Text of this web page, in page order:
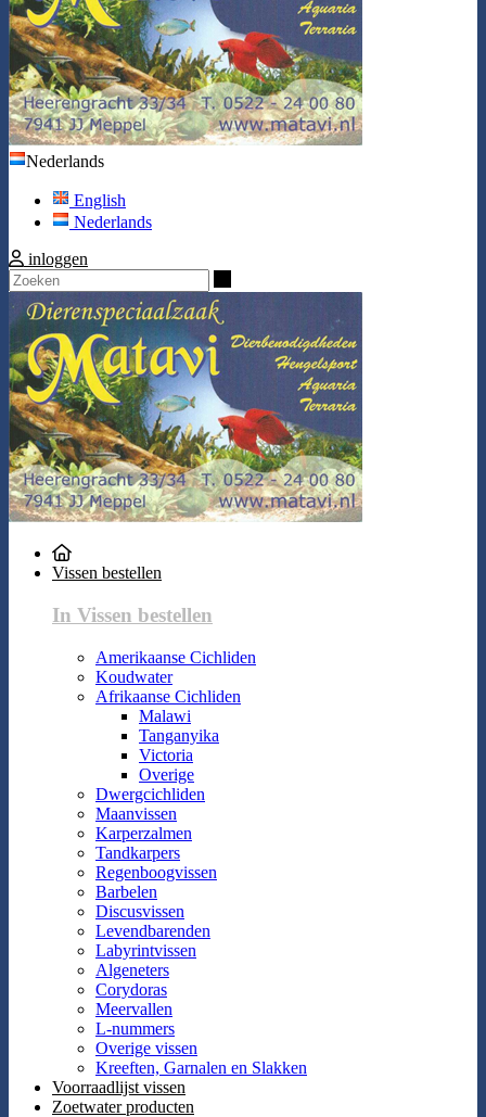
Nederlands
English
Nederlands
inloggen
Vissen bestellen
In Vissen bestellen
Amerikaanse Cichliden
Koudwater
Afrikaanse Cichliden
Malawi
Tanganyika
Victoria
Overige
Dwergcichliden
Maanvissen
Karperzalmen
Tandkarpers
Regenboogvissen
Barbelen
Discusvissen
Levendbarenden
Labyrintvissen
Algeneters
Corydoras
Meervallen
L-nummers
Overige vissen
Kreeften, Garnalen en Slakken
Voorraadlijst vissen
Zoetwater producten